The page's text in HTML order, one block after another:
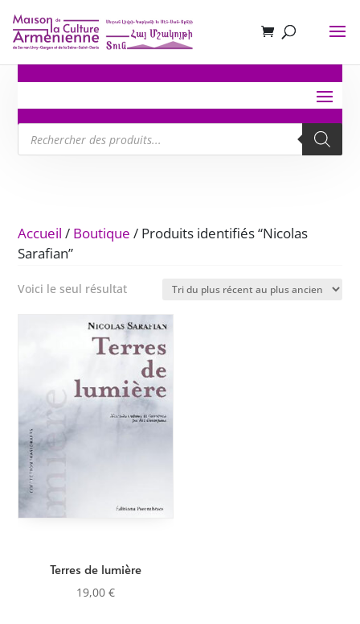
Recherche
de
produits
Accueil / Boutique / Produits identifiés “Nicolas
Sarafian”
Voici le seul résultat
Terres de lumière
19,00€